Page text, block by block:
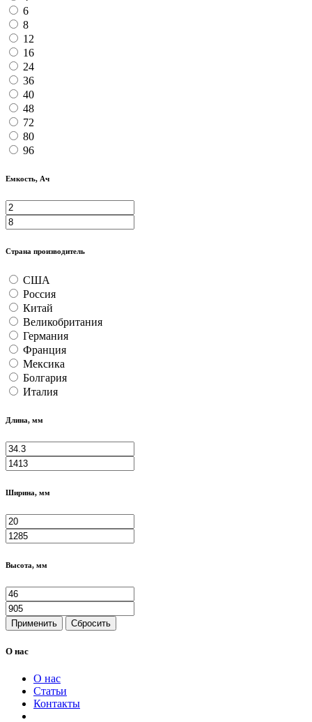
6
8
12
16
24
36
40
48
72
80
96
Емкость, Ач
Страна производитель
США
Россия
Китай
Великобритания
Германия
Франция
Мексика
Болгария
Италия
Длина, мм
Ширина, мм
Высота, мм
Применить Сбросить
О нас
О нас
Статьи
Контакты